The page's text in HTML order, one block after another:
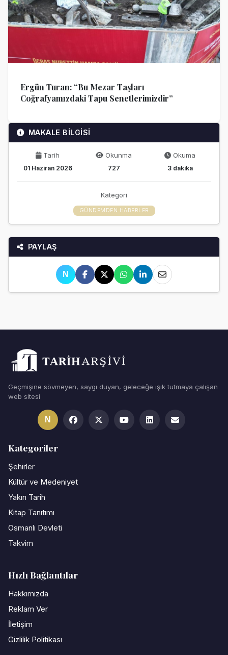
Ergün Turan: “Bu Mezar Taşları
Coğrafyamızdaki Tapu Senetlerimizdir”
MAKALE BİLGİSİ
Tarih
01 Haziran 2026
Okunma
727
Okuma
3 dakika
Kategori
GÜNDEMDEN HABERLER
PAYLAŞ
N
Geçmişine sövmeyen, saygı duyan, geleceğe ışık tutmaya çalışan
web sitesi
N
Kategoriler
Şehirler
Kültür ve Medeniyet
Yakın Tarih
Kitap Tanıtımı
Osmanlı Devleti
Takvim
Hızlı Bağlantılar
Hakkımızda
Reklam Ver
İletişim
Gizlilik Politikası